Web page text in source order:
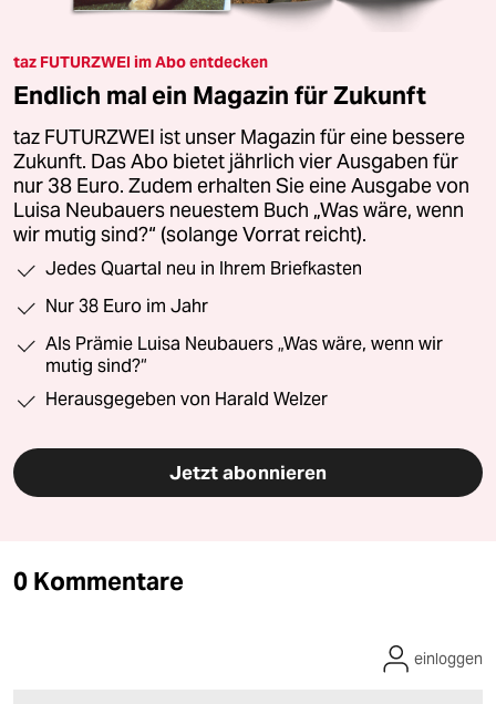
taz FUTURZWEI im Abo entdecken
Endlich mal ein Magazin für Zukunft
taz FUTURZWEI ist unser Magazin für eine bessere
Zukunft. Das Abo bietet jährlich vier Ausgaben für
nur 38 Euro. Zudem erhalten Sie eine Ausgabe von
Luisa Neubauers neuestem Buch „Was wäre, wenn
wir mutig sind?“ (solange Vorrat reicht).
Jedes Quartal neu in Ihrem Briefkasten
Nur 38 Euro im Jahr
Als Prämie Luisa Neubauers „Was wäre, wenn wir
mutig sind?“
Herausgegeben von Harald Welzer
Jetzt abonnieren
0 Kommentare
einloggen